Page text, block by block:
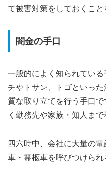
て被害対策をしておくこと
闇金の手口
一般的によく知られてい
チやトサン、トゴといっ
質な取り立てを行う手口
く勤務先や家族・知人まで
四六時中、会社に大量の
車・霊柩車を呼びつけられ